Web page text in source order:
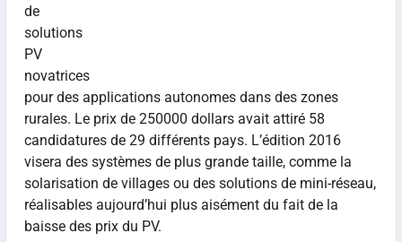
de
solutions
PV
novatrices
pour des applications autonomes dans des zones
rurales. Le prix de 250000 dollars avait attiré 58
candidatures de 29 différents pays. L’édition 2016
visera des systèmes de plus grande taille, comme la
solarisation de villages ou des solutions de mini-réseau,
réalisables aujourd’hui plus aisément du fait de la
baisse des prix du PV.